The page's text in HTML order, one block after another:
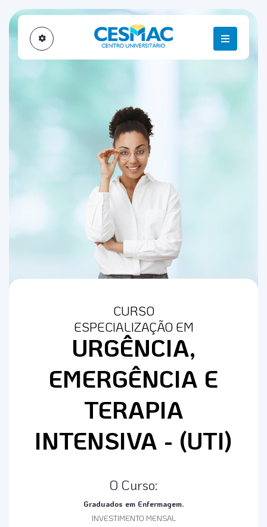
CURSO
ESPECIALIZAÇÃO EM
URGÊNCIA,
EMERGÊNCIA E
TERAPIA
INTENSIVA - (UTI)
O Curso:
Graduados em Enfermagem.
INVESTIMENTO MENSAL